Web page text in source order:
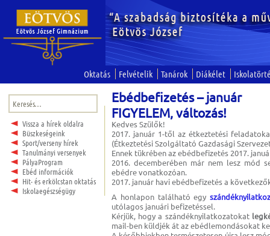
Oktatás Felvételik Tanárok Diákélet
Keresés:
Vissza a hírek oldalra
Büszkeségeink
Sport/verseny hírek
Tanulmányi versenyek
PályaProgram
Ebéd információk
Hit- és erkölcstan oktatás
Iskolaegészségügy
Ebédbefizetés – január
FIGYELEM, változás!
Kedves Szülők!
2017. január 1-től az étkeztetési
(Étkeztetési Szolgáltató Gazdasági
Ennek tükrében az ebédbefizetés 2017.
2016. decemberében már nem lesz mód
ebédre vonatkozóan.
2017. január havi ebédbefizetés a
A honlapon található egy
utólagos januári befizetéssel.
Kérjük, hogy a szándéknyilatkozatokat
mail-ben küldjék át az ebédlemondásokat